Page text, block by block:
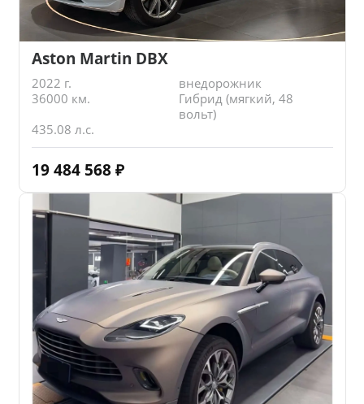
Aston Martin DBX
2022 г.
внедорожник
36000 км.
Гибрид (мягкий, 48
вольт)
435.08 л.с.
19 484 568 ₽